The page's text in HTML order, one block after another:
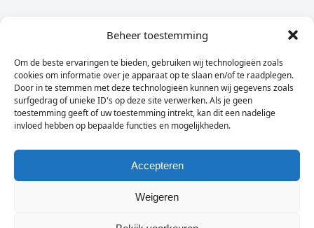
Beheer toestemming
Om de beste ervaringen te bieden, gebruiken wij technologieën zoals
cookies om informatie over je apparaat op te slaan en/of te raadplegen.
Door in te stemmen met deze technologieën kunnen wij gegevens zoals
surfgedrag of unieke ID's op deze site verwerken. Als je geen
toestemming geeft of uw toestemming intrekt, kan dit een nadelige
invloed hebben op bepaalde functies en mogelijkheden.
Accepteren
Weigeren
Dagelijks het laatste nieuws in je e-mail?
Vul
hier
je
e-
mailadres
in
Sign Up